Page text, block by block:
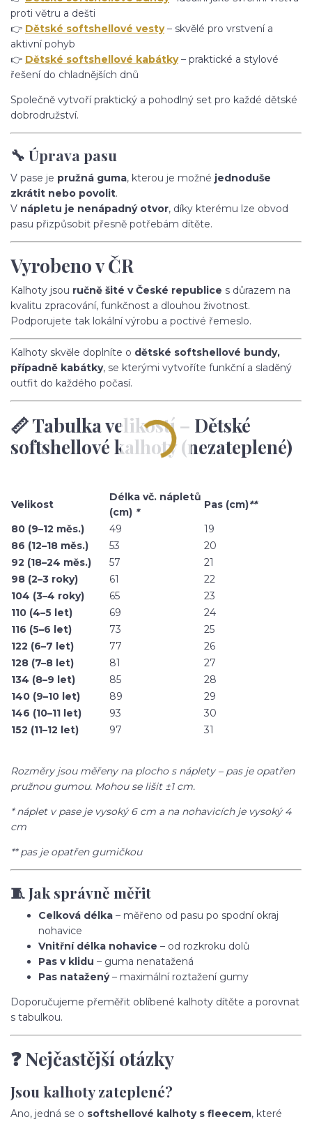
proti větru a dešti
👉 Dětské softshellové vesty– skvělé pro vrstvení a
aktivní pohyb
👉 Dětské softshellové kabátky– praktické a stylové
řešení do chladnějších dnů
Společně vytvoří praktický a pohodlný set pro každé dětské
dobrodružství.
🔧 Úprava pasu
V pase je pružná guma, kterou je možné jednoduše
zkrátit nebo povolit.
V nápletu je nenápadný otvor, díky kterému lze obvod
pasu přizpůsobit přesně potřebám dítěte.
Vyrobeno v ČR
Kalhoty jsou ručně šité v České republice s důrazem na
kvalitu zpracování, funkčnost a dlouhou životnost.
Podporujete tak lokální výrobu a poctivé řemeslo.
Kalhoty skvěle doplníte o dětské softshellové bundy,
případně kabátky, se kterými vytvoříte funkční a sladěný
outfit do každého počasí.
📏 Tabulka velikostí – Dětské
softshellové kalhoty (nezateplené)
Velikost
Délka vč. nápletů
(cm) *
Pas (cm)**
80 (9–12 měs.)
49
19
86 (12–18 měs.)
53
20
92 (18–24 měs.)
57
21
98 (2–3 roky)
61
22
104 (3–4 roky)
65
23
110 (4–5 let)
69
24
116 (5–6 let)
73
25
122 (6–7 let)
77
26
128 (7–8 let)
81
27
134 (8–9 let)
85
28
140 (9–10 let)
89
29
146 (10–11 let)
93
30
152 (11–12 let)
97 31
Rozměry jsou měřeny na plocho s náplety – pas je opatřen
pružnou gumou. Mohou se lišit ±1 cm.
* náplet v pase je vysoký 6 cm a na nohavicích je vysoký 4
cm
** pas je opatřen gumičkou
🧵 Jak správně měřit
Celková délka – měřeno od pasu po spodní okraj
nohavice
Vnitřní délka nohavice – od rozkroku dolů
Pas v klidu – guma nenatažená
Pas natažený– maximální roztažení gumy
Doporučujeme přeměřit oblíbené kalhoty dítěte a porovnat
s tabulkou.
❓ Nejčastější otázky
Jsou kalhoty zateplené?
Ano, jedná se o softshellové kalhoty s fleecem, které